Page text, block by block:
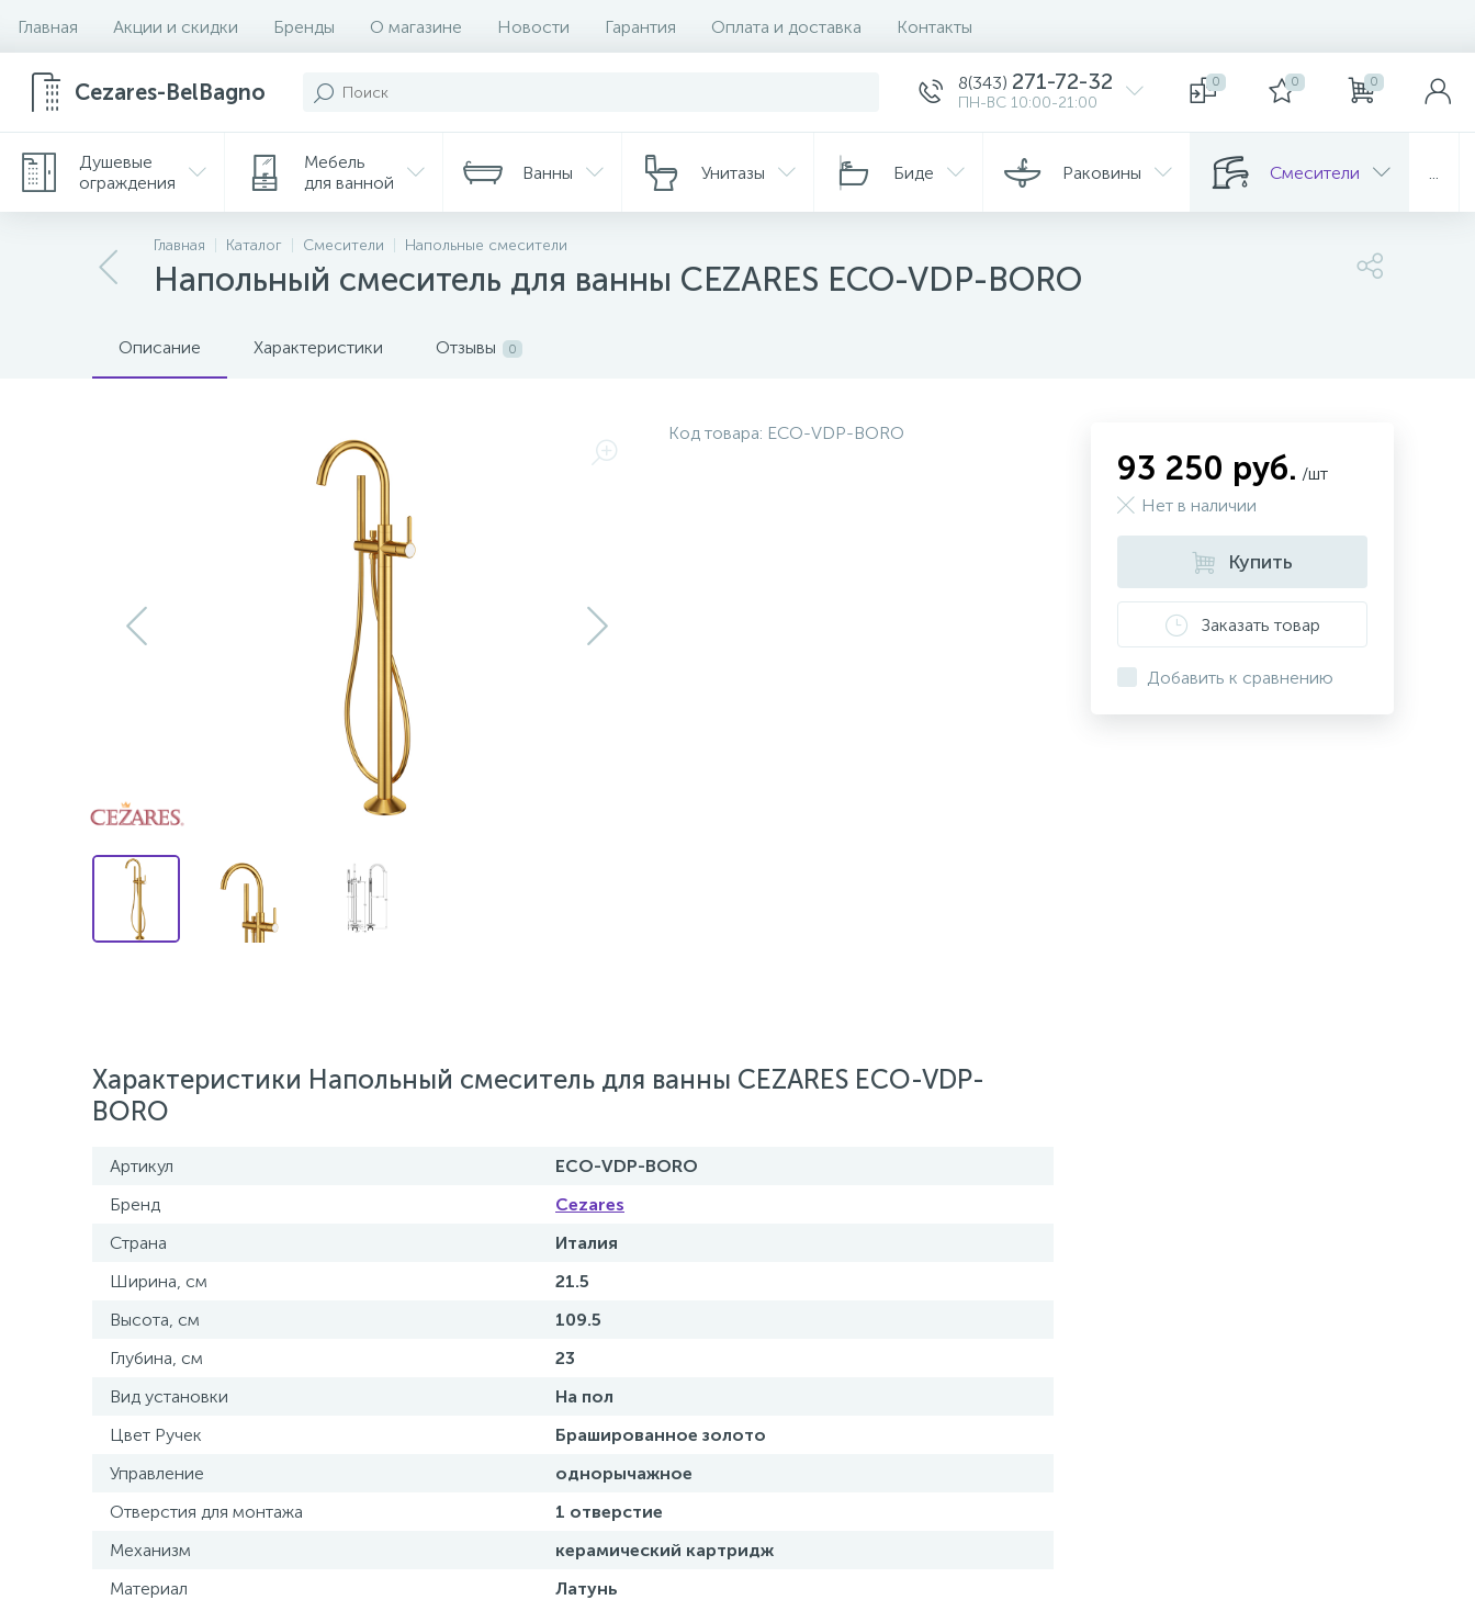
Главная Акции и скидки Бренды О магазине Новости Гарантия Оплата и доставка Контакты
Cezares-BelBagno 8(343) 271-72-32
ПН-ВС 10:00-21:00
0 0 0
Душевые
ограждения
Мебель
для ванной
Ванны Унитазы Биде Раковины Смесители
Главная Каталог Смесители Напольные смесители
Напольный смеситель для ванны CEZARES ECO-VDP-BORO
Описание Характеристики Отзывы 0
Код товара: ECO-VDP-BORO
Характеристики Напольный смеситель для ванны CEZARES ECO-VDP-
BORO
Артикул
ECO-VDP-BORO
Бренд
Cezares
Страна
Италия
Ширина, см
21.5
Высота, см
109.5
Глубина, см
23
Вид установки
На пол
Цвет Ручек
Брашированное золото
Управление
однорычажное
Отверстия для монтажа
1 отверстие
Механизм
керамический картридж
Материал
Латунь
93 250 руб. /шт
Нет в наличии
Купить
Заказать товар
Добавить к сравнению